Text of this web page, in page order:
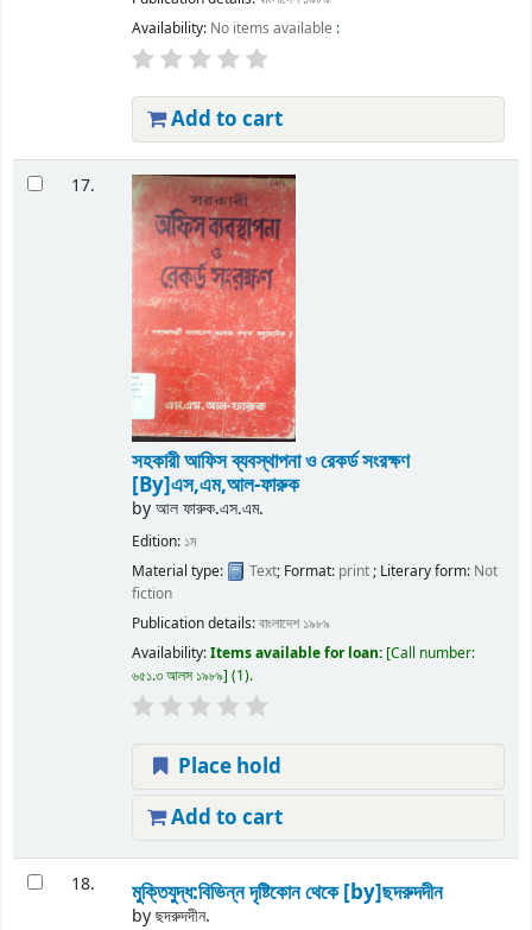
Availability: No items available :
Add to cart
17.
সহকারী আফিস ব্যবস্থাপনা ও রেকর্ড সংরক্ষণ
[By]এস,এম,আল-ফারুক
byআল ফারুক.এস.এম.
Edition: ১ম
Material type:
Text; Format: print; Literary form: Not
fiction
Publication details:বাংলাদেশ ১৯৮৯
Availability:Items available for loan: Call number:
৬৫১.৩ আলস ১৯৮৯ (1).
Place hold
Add to cart
18. মুক্তিযুদ্ধ:বিভিন্ন দৃষ্টিকোন থেকে[by]ছদরুদদীন
byছদরুদদীন.